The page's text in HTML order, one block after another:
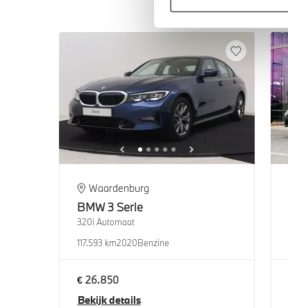
Waardenburg
BMW 3 Serie
320i Automaat
117.593 km2020Benzine
€ 26.850
Bekijk details